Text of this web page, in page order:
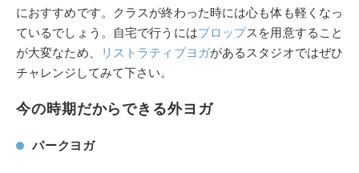
におすすめです。クラスが終わった時には心も体も軽くなっ
ているでしょう。自宅で行うにはプロップスを用意すること
が大変なため、
リストラティブヨガがあるスタジオではぜひ
チャレンジしてみて下さい。
今の時期だからできる外ヨガ
パークヨガ